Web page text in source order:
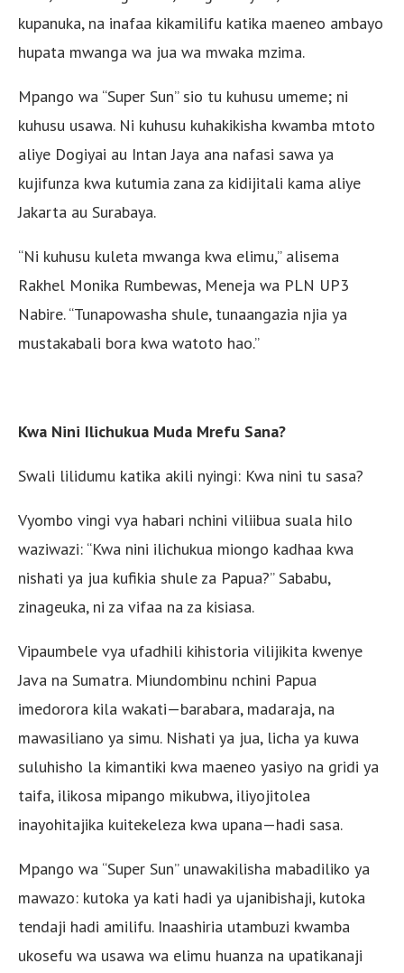
kupanuka, na inafaa kikamilifu katika maeneo ambayo
hupata mwanga wa jua wa mwaka mzima.
Mpango wa “Super Sun” sio tu kuhusu umeme; ni
kuhusu usawa. Ni kuhusu kuhakikisha kwamba mtoto
aliye Dogiyai au Intan Jaya ana nafasi sawa ya
kujifunza kwa kutumia zana za kidijitali kama aliye
Jakarta au Surabaya.
“Ni kuhusu kuleta mwanga kwa elimu,” alisema
Rakhel Monika Rumbewas, Meneja wa PLN UP3
Nabire. “Tunapowasha shule, tunaangazia njia ya
mustakabali bora kwa watoto hao.”
Kwa Nini Ilichukua Muda Mrefu Sana?
Swali lilidumu katika akili nyingi: Kwa nini tu sasa?
Vyombo vingi vya habari nchini viliibua suala hilo
waziwazi: “Kwa nini ilichukua miongo kadhaa kwa
nishati ya jua kufikia shule za Papua?” Sababu,
zinageuka, ni za vifaa na za kisiasa.
Vipaumbele vya ufadhili kihistoria vilijikita kwenye
Java na Sumatra. Miundombinu nchini Papua
imedorora kila wakati—barabara, madaraja, na
mawasiliano ya simu. Nishati ya jua, licha ya kuwa
suluhisho la kimantiki kwa maeneo yasiyo na gridi ya
taifa, ilikosa mipango mikubwa, iliyojitolea
inayohitajika kuitekeleza kwa upana—hadi sasa.
Mpango wa “Super Sun” unawakilisha mabadiliko ya
mawazo: kutoka ya kati hadi ya ujanibishaji, kutoka
tendaji hadi amilifu. Inaashiria utambuzi kwamba
ukosefu wa usawa wa elimu huanza na upatikanaji